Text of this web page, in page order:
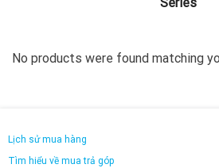
Series
No products were found matching
Lịch sử mua hàng
Tìm hiểu về mua trả góp